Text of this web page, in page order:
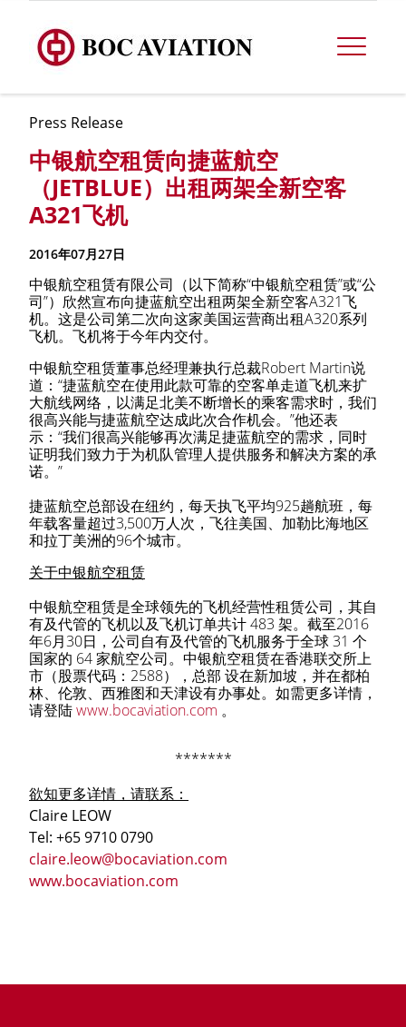
Press Release
中银航空租赁向捷蓝航空
（JETBLUE）出租两架全新空客
A321飞机
2016年07月27日
中银航空租赁有限公司（以下简称“中银航空租赁”或“公
司”）欣然宣布向捷蓝航空出租两架全新空客A321飞
机。这是公司第二次向这家美国运营商出租A320系列
飞机。飞机将于今年内交付。
中银航空租赁董事总经理兼执行总裁Robert Martin说
道：“捷蓝航空在使用此款可靠的空客单走道飞机来扩
大航线网络，以满足北美不断增长的乘客需求时，我们
很高兴能与捷蓝航空达成此次合作机会。”他还表
示：“我们很高兴能够再次满足捷蓝航空的需求，同时
证明我们致力于为机队管理人提供服务和解决方案的承
诺。”
捷蓝航空总部设在纽约，每天执飞平均925趟航班，每
年载客量超过3,500万人次，飞往美国、加勒比海地区
和拉丁美洲的96个城市。
关于中银航空租赁
中银航空租赁是全球领先的飞机经营性租赁公司，其自
有及代管的飞机以及飞机订单共计 483 架。截至2016
年6月30日，公司自有及代管的飞机服务于全球 31 个
国家的 64 家航空公司。中银航空租赁在香港联交所上
市（股票代码：2588），总部 设在新加坡，并在都柏
林、伦敦、西雅图和天津设有办事处。如需更多详情，
请登陆www.bocaviation.com 。
*******
欲知更多详情，请联系：
Claire LEOW
Tel: +65 9710 0790
claire.leow@bocaviation.com
www.bocaviation.com